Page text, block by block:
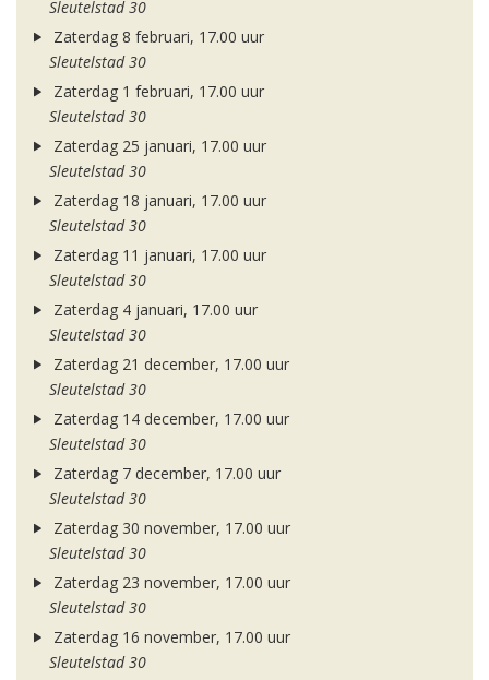
Sleutelstad 30
Zaterdag 8 februari, 17.00 uur
Sleutelstad 30
Zaterdag 1 februari, 17.00 uur
Sleutelstad 30
Zaterdag 25 januari, 17.00 uur
Sleutelstad 30
Zaterdag 18 januari, 17.00 uur
Sleutelstad 30
Zaterdag 11 januari, 17.00 uur
Sleutelstad 30
Zaterdag 4 januari, 17.00 uur
Sleutelstad 30
Zaterdag 21 december, 17.00 uur
Sleutelstad 30
Zaterdag 14 december, 17.00 uur
Sleutelstad 30
Zaterdag 7 december, 17.00 uur
Sleutelstad 30
Zaterdag 30 november, 17.00 uur
Sleutelstad 30
Zaterdag 23 november, 17.00 uur
Sleutelstad 30
Zaterdag 16 november, 17.00 uur
Sleutelstad 30